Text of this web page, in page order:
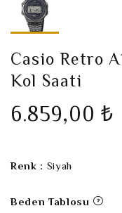
Casio Retro
Kol Saati
6.859,00 ₺
Renk : Siyah
Beden Tablosu